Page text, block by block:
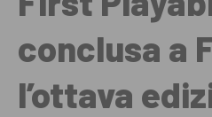
conclusa a
l’ottava